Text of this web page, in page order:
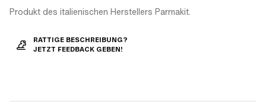
Produkt des italienischen Herstellers Parmakit.
RATTIGE BESCHREIBUNG?
JETZT FEEDBACK GEBEN!